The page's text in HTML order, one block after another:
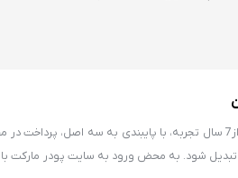
تبدیل شود. به محض ورود به سایت پودر